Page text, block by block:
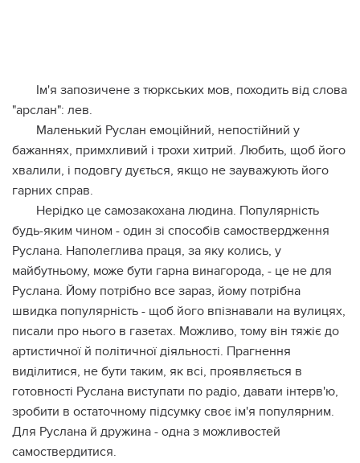
Ім'я запозичене з тюркських мов, походить від слова
"арслан": лев.
Маленький Руслан емоційний, непостійний у
бажаннях, примхливий і трохи хитрий. Любить, щоб його
хвалили, і подовгу дується, якщо не зауважують його
гарних справ.
Нерідко це самозакохана людина. Популярність
будь-яким чином - один зі способів самоствердження
Руслана. Наполеглива праця, за яку колись, у
майбутньому, може бути гарна винагорода, - це не для
Руслана. Йому потрібно все зараз, йому потрібна
швидка популярність - щоб його впізнавали на вулицях,
писали про нього в газетах. Можливо, тому він тяжіє до
артистичної й політичної діяльності. Прагнення
виділитися, не бути таким, як всі, проявляється в
готовності Руслана виступати по радіо, давати інтерв'ю,
зробити в остаточному підсумку своє ім'я популярним.
Для Руслана й дружина - одна з можливостей
самоствердитися.